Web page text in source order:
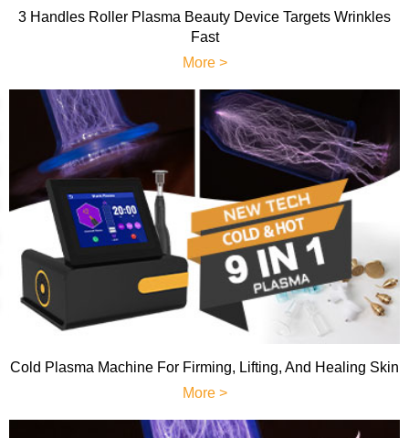
3 Handles Roller Plasma Beauty Device Targets Wrinkles
Fast
More >
Cold Plasma Machine For Firming, Lifting, And Healing Skin
More >